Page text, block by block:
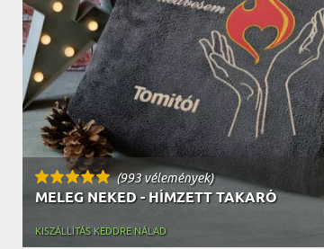
APÓSÉKNAK
(993 vélemények)
MELEG NEKED - HÍMZETT TAKARÓ
KISZÁLLÍTÁS KEDDRE NÁLAD